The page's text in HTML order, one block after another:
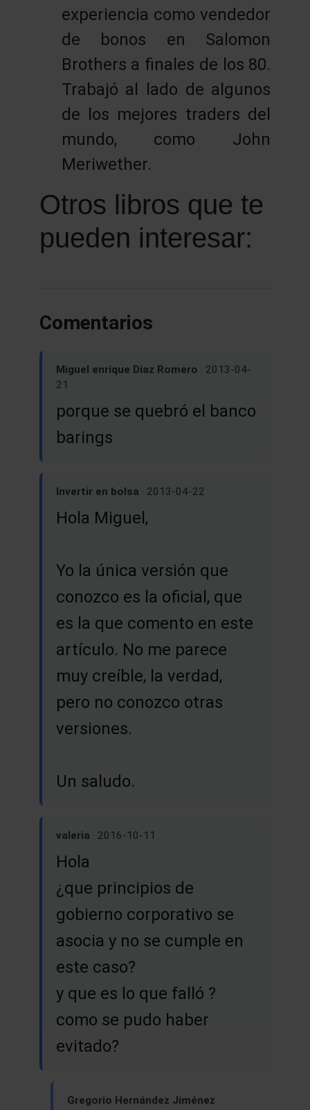
experiencia como vendedor
de bonos en Salomon
Brothers a finales de los 80.
Trabajó al lado de algunos
de los mejores traders del
mundo, como John
Meriwether.
Otros libros que te
pueden interesar:
Comentarios
Miguel enrique Diaz Romero · 2013-04-
21
porque se quebró el banco
barings
Invertir en bolsa · 2013-04-22
Hola Miguel,
Yo la única versión que
conozco es la oficial, que
es la que comento en este
artículo. No me parece
muy creíble, la verdad,
pero no conozco otras
versiones.
Un saludo.
valeria · 2016-10-11
Hola
¿que principios de
gobierno corporativo se
asocia y no se cumple en
este caso?
y que es lo que falló ?
como se pudo haber
evitado?
Gregorio Hernández Jiménez